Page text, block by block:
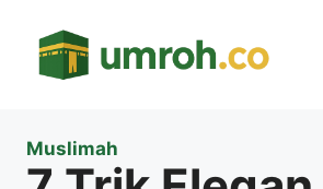
Muslimah